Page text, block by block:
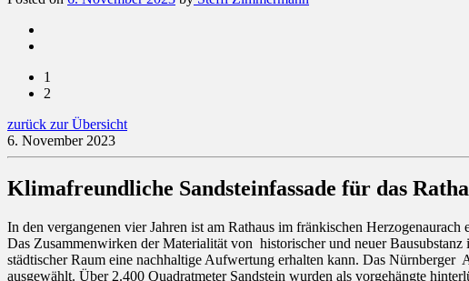
1
2
zurück zur Übersicht
6. November 2023
Klimafreundliche Sandsteinfassade für das
In den vergangenen vier Jahren ist am Rathaus im fränkischen
Das Zusammenwirken der Materialität von historischer und neuer
städtischer Raum eine nachhaltige Aufwertung erhalten kann. Das Nürnberger
ausgewählt. Über 2.400 Quadratmeter Sandstein wurden als vorgehängte